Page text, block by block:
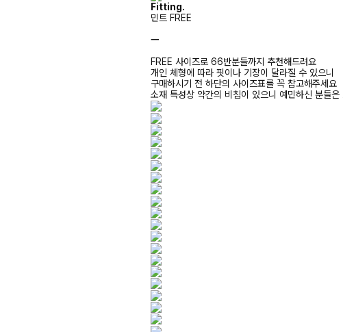
Fitting.
민트 FREE
ㅡ
FREE 사이즈로 66반분들까지 추천해드려요
개인 체형에 따라 핏이나 기장이 달라질 수 있으니
구매하시기 전 하단의 사이즈표를 꼭 참고해주세요
소재 특성상 약간의 비침이 있으니 예민하신 분들